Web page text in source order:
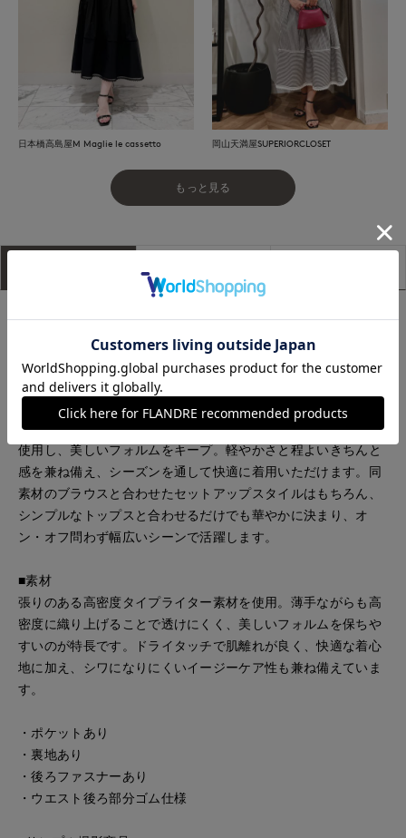
日本橋高島屋M Maglie le cassetto 岡山天満屋SUPERIORCLOSET
もっと見る
■デザイン
ウエストにタックを施すことで立体的なシルエットを演出した
スカート。レースで切り替え、切り替え部分と裾に繊細なレー
スをあしらい上品な華やかさをプラスしました。ストライプは
地の目を変えることで動きのある表情に。ウエストベルトには
レースを重ねました。ハリのある高密度タイプライター素材を
使用し、美しいフォルムをキープ。軽やかさと程よいきちんと
感を兼ね備え、シーズンを通して快適に着用いただけます。同
素材のブラウスと合わせたセットアップスタイルはもちろん、
シンプルなトップスと合わせるだけでも華やかに決まり、オ
ン・オフ問わず幅広いシーンで活躍します。
■素材
張りのある高密度タイプライター素材を使用。薄手ながらも高
密度に織り上げることで透けにくく、美しいフォルムを保ちや
すいのが特長です。ドライタッチで肌離れが良く、快適な着心
地に加え、シワになりにくいイージーケア性も兼ね備えていま
す。
・ポケットあり
・裏地あり
・後ろファスナーあり
・ウエスト後ろ部分ゴム仕様